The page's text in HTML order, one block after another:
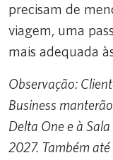
precisam de
viagem, uma
mais adequada
Observação:
Business
Delta One e à
2027. Também